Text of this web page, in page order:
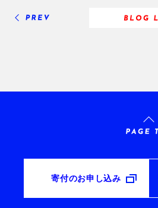
寄付のお申し込み